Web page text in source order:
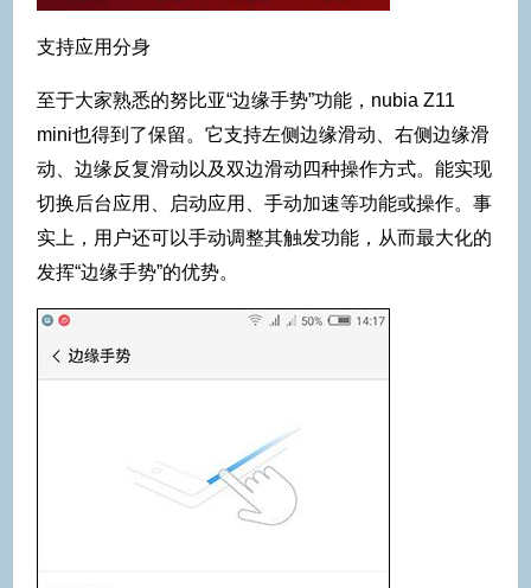
支持应用分身
至于大家熟悉的努比亚“边缘手势”功能，nubia Z11
mini也得到了保留。它支持左侧边缘滑动、右侧边缘滑
动、边缘反复滑动以及双边滑动四种操作方式。能实现
切换后台应用、启动应用、手动加速等功能或操作。事
实上，用户还可以手动调整其触发功能，从而最大化的
发挥“边缘手势”的优势。